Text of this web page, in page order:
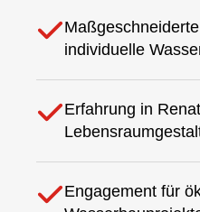
individuelle
Erfahrung in
Engagement für